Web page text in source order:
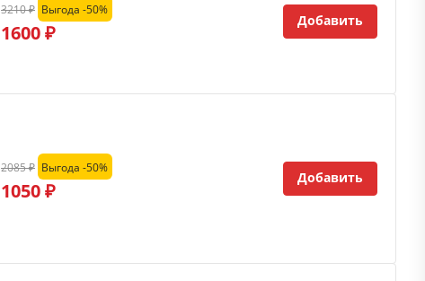
1600 ₽
3210 ₽ Выгода -50%
Добавить
1050 ₽
2085 ₽ Выгода -50%
Добавить